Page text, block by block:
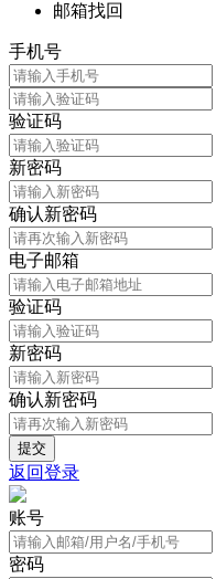
邮箱找回
手机号
验证码
新密码
确认新密码
电子邮箱
验证码
新密码
确认新密码
返回登录
账号
密码